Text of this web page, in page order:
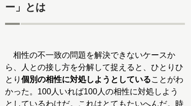
ー」とは
相性の不一致の問題を解決できないケースか
ら、人との接し方を分解して捉えると、ひとりひ
とり 個別の相性に対処しようとしていることがわ
かった。100人いれば100人の相性に対処しよう
としているわけだ。これはとてもたいへんだ。時